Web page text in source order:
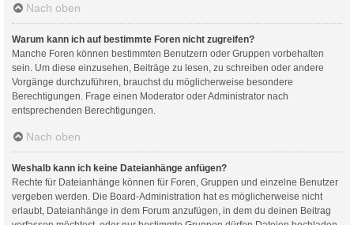
Nach oben
Warum kann ich auf bestimmte Foren nicht zugreifen?
Manche Foren können bestimmten Benutzern oder Gruppen vorbehalten
sein. Um diese einzusehen, Beiträge zu lesen, zu schreiben oder andere
Vorgänge durchzuführen, brauchst du möglicherweise besondere
Berechtigungen. Frage einen Moderator oder Administrator nach
entsprechenden Berechtigungen.
Nach oben
Weshalb kann ich keine Dateianhänge anfügen?
Rechte für Dateianhänge können für Foren, Gruppen und einzelne Benutzer
vergeben werden. Die Board-Administration hat es möglicherweise nicht
erlaubt, Dateianhänge in dem Forum anzufügen, in dem du deinen Beitrag